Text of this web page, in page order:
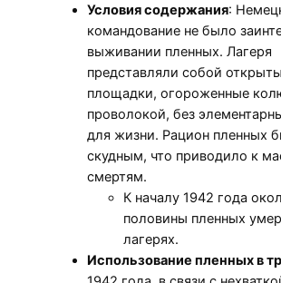
Условия содержания:
командование не было
выживании пленных. Лагеря
представляли собой
площадки, огороженные
проволокой, без
для жизни. Рацион пленных
скудным, что приводило к
смертям.
К началу 1942 года
половины пленных
лагерях.
Использование пленных в